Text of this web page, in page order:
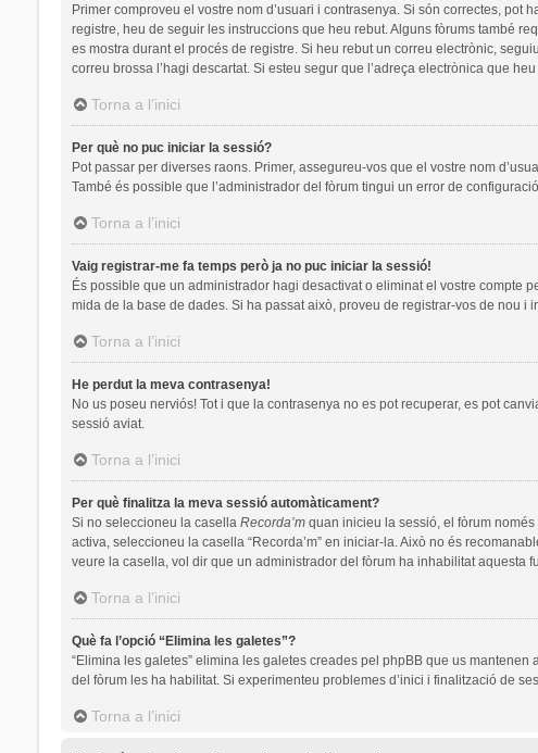
Primer comproveu el vostre nom d’usuari i contrasenya. Si són correctes,
registre, heu de seguir les instruccions que heu rebut. Alguns fòrums també
es mostra durant el procés de registre. Si heu rebut un correu electrònic,
correu brossa l’hagi descartat. Si esteu segur que l’adreça electrònica que
Torna a l’inici
Per què no puc iniciar la sessió?
Pot passar per diverses raons. Primer, assegureu-vos que el vostre nom
També és possible que l’administrador del fòrum tingui un error de
Torna a l’inici
Vaig registrar-me fa temps però ja no puc iniciar la sessió!
És possible que un administrador hagi desactivat o eliminat el vostre compte
mida de la base de dades. Si ha passat això, proveu de registrar-vos de nou i
Torna a l’inici
He perdut la meva contrasenya!
No us poseu nerviós! Tot i que la contrasenya no es pot recuperar, es pot
sessió aviat.
Torna a l’inici
Per què finalitza la meva sessió automàticament?
Si no seleccioneu la casella Recorda’mquan inicieu la sessió, el fòrum només
activa, seleccioneu la casella “Recorda’m” en iniciar-la. Això no és
veure la casella, vol dir que un administrador del fòrum ha inhabilitat aquesta
Torna a l’inici
Què fa l’opció “Elimina les galetes”?
“Elimina les galetes” elimina les galetes creades pel phpBB que us
del fòrum les ha habilitat. Si experimenteu problemes d’inici i finalització de
Torna a l’inici